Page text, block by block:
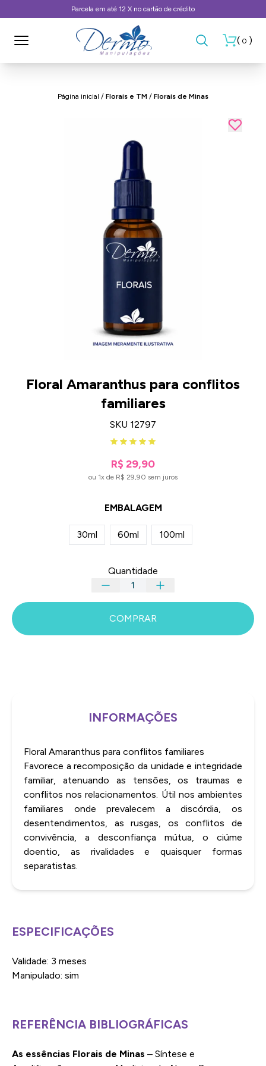
Parcela em até 12 X no cartão de crédito
( 0 )
Página inicial / Florais e TM / Florais de Minas
Floral Amaranthus para conflitos
familiares
SKU 12797
R$ 29,90
ou 1x de R$ 29,90 sem juros
EMBALAGEM
30ml 60ml 100ml
Quantidade
COMPRAR
INFORMAÇÕES
Floral Amaranthus para conflitos familiares
Favorece a recomposição da unidade e integridade
familiar, atenuando as tensões, os traumas e
conflitos nos relacionamentos. Útil nos ambientes
familiares onde prevalecem a discórdia, os
desentendimentos, as rusgas, os conflitos de
convivência, a desconfiança mútua, o ciúme
doentio, as rivalidades e quaisquer formas
separatistas.
ESPECIFICAÇÕES
Validade: 3 meses
Manipulado: sim
REFERÊNCIA BIBLIOGRÁFICAS
As essências Florais de Minas – Síntese e